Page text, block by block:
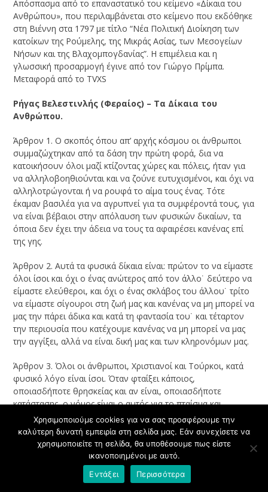
Απόσπασμα από το επαναστατικό του κείμενο «Δίκαια του
Ανθρώπου», που περιλαμβάνεται στο κείμενο που εκδόθηκε
στη Βιέννη στα 1797 με τίτλο “Νέα Πολιτική Διοίκηση των
κατοίκων της Ρούμελης, της Μικράς Ασίας, των Μεσογείων
Νήσων και της Βλαχομπογδανίας”. Η επιμέλεια και η
γλωσσική προσαρμογή έγινε από τον Γιώργο Πρίμπα.
Μεταφορά από το TVXS
Ρήγας Βελεστινλής (Φεραίος) – Τα Δίκαια του
Ανθρώπου.
Άρθρον 1. Ο σκοπός όπου απ’ αρχής κόσμου οι άνθρωποι
συμμαζώχτηκαν από τα δάση την πρώτη φορά, δια να
κατοικήσουν όλοι μαζί κτίζοντας χώρες και πόλεις, ήταν για
να αλληλοβοηθιούνται και να ζούνε ευτυχισμένοι, και όχι να
αλληλοτρώγονται ή να ρουφά το αίμα τους ένας. Τότε
έκαμαν βασιλέα για να αγρυπνεί για τα συμφέροντά τους, για
να είναι βέβαιοι στην απόλαυση των φυσικών δικαίων, τα
όποια δεν έχει την άδεια να τους τα αφαιρέσει κανένας επί
της γης.
Άρθρον 2. Αυτά τα φυσικά δίκαια είναι: πρώτον το να είμαστε
όλοι ίσοι και όχι ο ένας ανώτερος από τον άλλο˙ δεύτερο να
είμαστε ελεύθεροι, και όχι ο ένας σκλάβος του άλλου˙ τρίτο
να είμαστε σίγουροι στη ζωή μας και κανένας να μη μπορεί να
μας την πάρει άδικα και κατά τη φαντασία του˙ και τέταρτον
την περιουσία που κατέχουμε κανένας να μη μπορεί να μας
την αγγίξει, αλλά να είναι δική μας και των κληρονόμων μας.
Άρθρον 3. Όλοι οι άνθρωποι, Χριστιανοί και Τούρκοι, κατά
φυσικό λόγο είναι ίσοι. Όταν φταίξει κάποιος,
οποιασδήποτε θρησκείας και αν είναι, οποιασδήποτε
κατάστασης, ο νόμος είναι ο αυτός για το πταίσμα και
αμετάβλητος˙ ήτοι δεν τιμωρείται ο πλούσιος λιγότερο και ο
πτωχός περισσότερο για το αυτό σφάλμα, άλλα ίσια ίσια.
Άρθρον 4. Ο νόμος είναι εκείνη η ελεύθερη απόφαση που
συντάχθηκε με την συγκατάθεση όλου του λαού˙ ήτοι όλοι
θέλουμε ότι ο φονιάς να φονεύεται, αυτός λέγεται νόμος,
Χρησιμοποιούμε cookies για να σας προσφέρουμε την
καλύτερη δυνατή εμπειρία στη σελίδα μας. Εάν συνεχίσετε να
χρησιμοποιείτε τη σελίδα, θα υποθέσουμε πως είστε
ικανοποιημένοι με αυτό.
Εντάξει
Περισσότερα